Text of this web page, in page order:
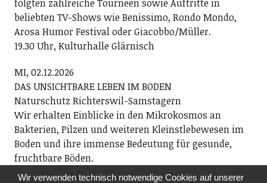
folgten zahlreiche Tourneen sowie Auftritte in
beliebten TV-Shows wie Benissimo, Rondo Mondo,
Arosa Humor Festival oder Giacobbo/Müller.
19.30 Uhr, Kulturhalle Glärnisch
MI, 02.12.2026
DAS UNSICHTBARE LEBEN IM BODEN
Naturschutz Richterswil-Samstagern
Wir erhalten Einblicke in den Mikrokosmos an
Bakterien, Pilzen und weiteren Kleinstlebewesen im
Boden und ihre immense Bedeutung für gesunde,
fruchtbare Böden.
19.45 Uhr, Haus zum Bären, Ortsmuseum Richterswil
Wir verwenden technisch notwendige Cookies auf unserer